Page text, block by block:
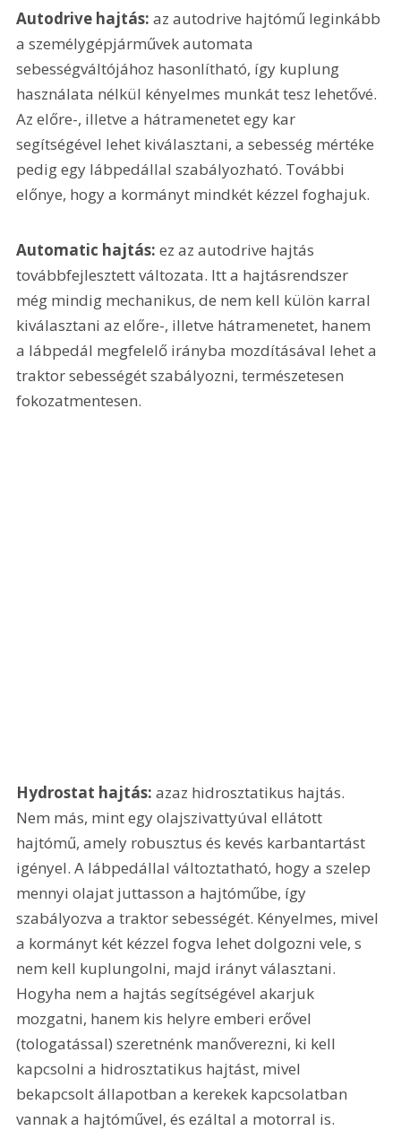
Autodrive hajtás: az autodrive hajtómű leginkább
a személygépjárművek automata
sebességváltójához hasonlítható, így kuplung
használata nélkül kényelmes munkát tesz lehetővé.
Az előre-, illetve a hátramenetet egy kar
segítségével lehet kiválasztani, a sebesség mértéke
pedig egy lábpedállal szabályozható. További
előnye, hogy a kormányt mindkét kézzel foghajuk.
Automatic hajtás: ez az autodrive hajtás
továbbfejlesztett változata. Itt a hajtásrendszer
még mindig mechanikus, de nem kell külön karral
kiválasztani az előre-, illetve hátramenetet, hanem
a lábpedál megfelelő irányba mozdításával lehet a
traktor sebességét szabályozni, természetesen
fokozatmentesen.
Hydrostat hajtás: azaz hidrosztatikus hajtás.
Nem más, mint egy olajszivattyúval ellátott
hajtómű, amely robusztus és kevés karbantartást
igényel. A lábpedállal változtatható, hogy a szelep
mennyi olajat juttasson a hajtóműbe, így
szabályozva a traktor sebességét. Kényelmes, mivel
a kormányt két kézzel fogva lehet dolgozni vele, s
nem kell kuplungolni, majd irányt választani.
Hogyha nem a hajtás segítségével akarjuk
mozgatni, hanem kis helyre emberi erővel
(tologatással) szeretnénk manőverezni, ki kell
kapcsolni a hidrosztatikus hajtást, mivel
bekapcsolt állapotban a kerekek kapcsolatban
vannak a hajtóművel, és ezáltal a motorral is.